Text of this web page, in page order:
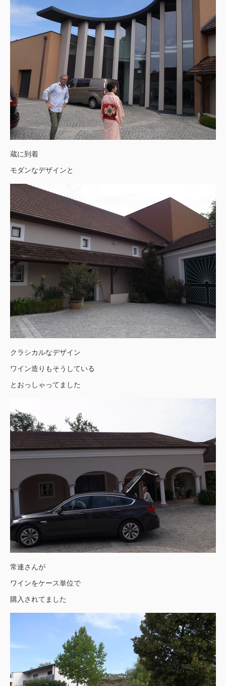
蔵に到着
モダンなデザインと
クラシカルなデザイン
ワイン造りもそうしている
とおっしゃってました
常連さんが
ワインをケース単位で
購入されてました